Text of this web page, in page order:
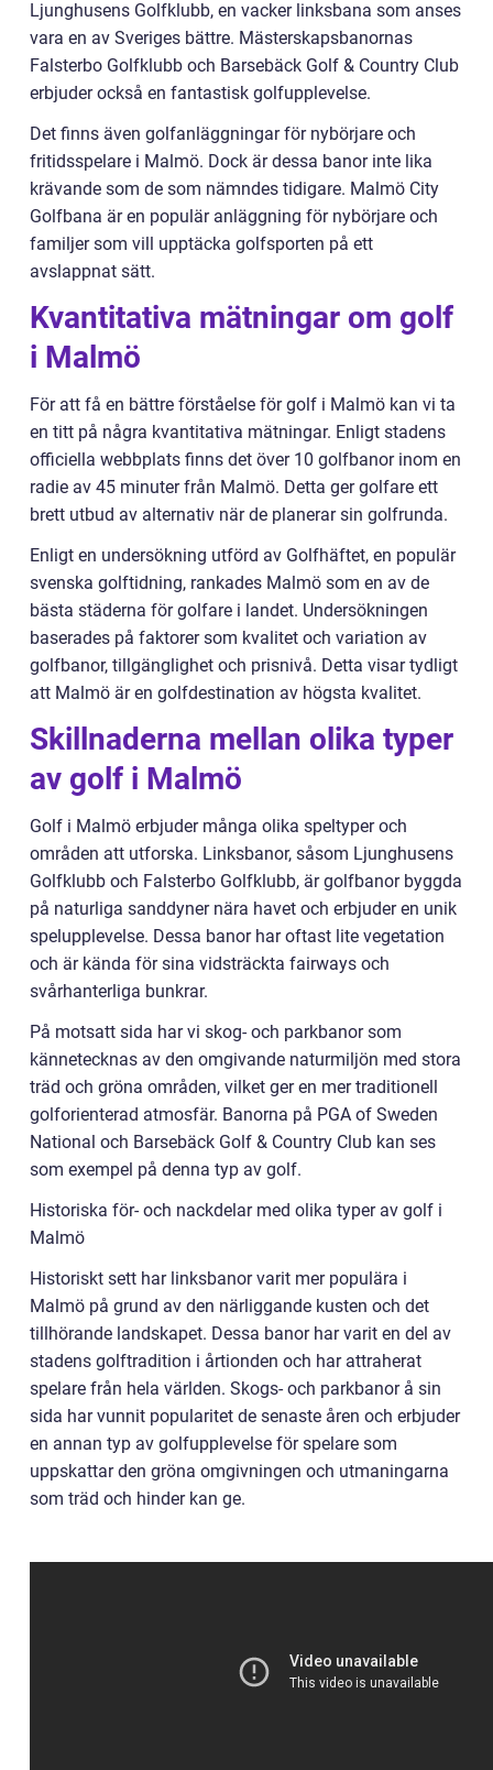
Ljunghusens Golfklubb, en vacker linksbana som anses
vara en av Sveriges bättre. Mästerskapsbanornas
Falsterbo Golfklubb och Barsebäck Golf & Country Club
erbjuder också en fantastisk golfupplevelse.
Det finns även golfanläggningar för nybörjare och
fritidsspelare i Malmö. Dock är dessa banor inte lika
krävande som de som nämndes tidigare. Malmö City
Golfbana är en populär anläggning för nybörjare och
familjer som vill upptäcka golfsporten på ett
avslappnat sätt.
Kvantitativa mätningar om golf
i Malmö
För att få en bättre förståelse för golf i Malmö kan vi ta
en titt på några kvantitativa mätningar. Enligt stadens
officiella webbplats finns det över 10 golfbanor inom en
radie av 45 minuter från Malmö. Detta ger golfare ett
brett utbud av alternativ när de planerar sin golfrunda.
Enligt en undersökning utförd av Golfhäftet, en populär
svenska golftidning, rankades Malmö som en av de
bästa städerna för golfare i landet. Undersökningen
baserades på faktorer som kvalitet och variation av
golfbanor, tillgänglighet och prisnivå. Detta visar tydligt
att Malmö är en golfdestination av högsta kvalitet.
Skillnaderna mellan olika typer
av golf i Malmö
Golf i Malmö erbjuder många olika speltyper och
områden att utforska. Linksbanor, såsom Ljunghusens
Golfklubb och Falsterbo Golfklubb, är golfbanor byggda
på naturliga sanddyner nära havet och erbjuder en unik
spelupplevelse. Dessa banor har oftast lite vegetation
och är kända för sina vidsträckta fairways och
svårhanterliga bunkrar.
På motsatt sida har vi skog- och parkbanor som
kännetecknas av den omgivande naturmiljön med stora
träd och gröna områden, vilket ger en mer traditionell
golforienterad atmosfär. Banorna på PGA of Sweden
National och Barsebäck Golf & Country Club kan ses
som exempel på denna typ av golf.
Historiska för- och nackdelar med olika typer av golf i
Malmö
Historiskt sett har linksbanor varit mer populära i
Malmö på grund av den närliggande kusten och det
tillhörande landskapet. Dessa banor har varit en del av
stadens golftradition i årtionden och har attraherat
spelare från hela världen. Skogs- och parkbanor å sin
sida har vunnit popularitet de senaste åren och erbjuder
en annan typ av golfupplevelse för spelare som
uppskattar den gröna omgivningen och utmaningarna
som träd och hinder kan ge.